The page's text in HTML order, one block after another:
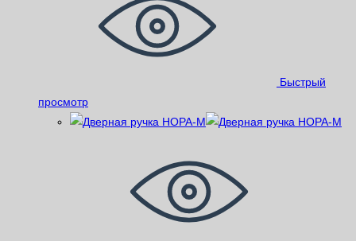
Быстрый
просмотр